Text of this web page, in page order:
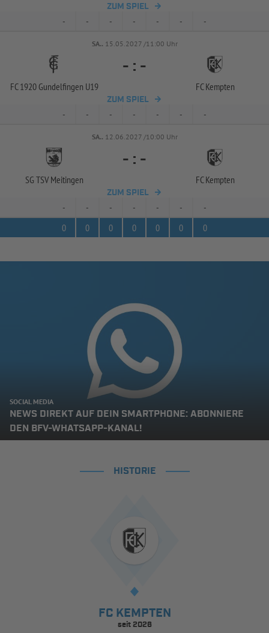
ZUM SPIEL
- - - - - - -
SA.. 15.05.2027 /11:00 Uhr
FC 1920 Gundelfingen U19
- : -
FC Kempten
ZUM SPIEL
- - - - - - -
SA.. 12.06.2027 /10:00 Uhr
SG TSV Meitingen
- : -
FC Kempten
ZUM SPIEL
- - - - - -
-
0
0 0 0 0 0 0
SOCIAL MEDIA
NEWS DIREKT AUF DEIN SMARTPHONE: ABONNIERE
DEN BFV-WHATSAPP-KANAL!
HISTORIE
FC KEMPTEN
seit 2026